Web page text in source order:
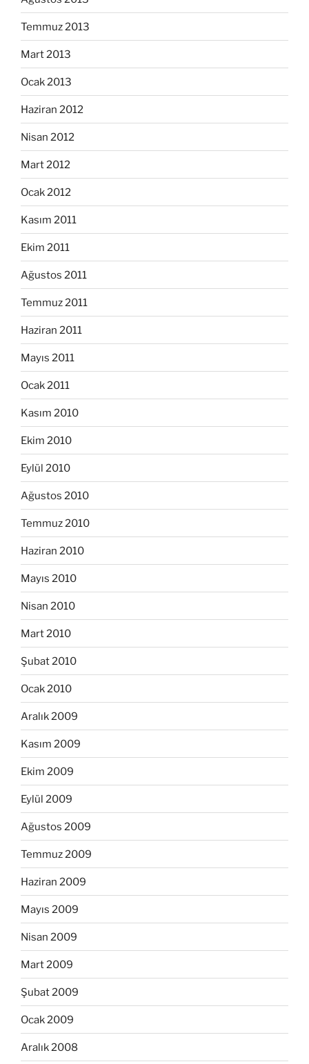
Temmuz 2013
Mart 2013
Ocak 2013
Haziran 2012
Nisan 2012
Mart 2012
Ocak 2012
Kasım 2011
Ekim 2011
Ağustos 2011
Temmuz 2011
Haziran 2011
Mayıs 2011
Ocak 2011
Kasım 2010
Ekim 2010
Eylül 2010
Ağustos 2010
Temmuz 2010
Haziran 2010
Mayıs 2010
Nisan 2010
Mart 2010
Şubat 2010
Ocak 2010
Aralık 2009
Kasım 2009
Ekim 2009
Eylül 2009
Ağustos 2009
Temmuz 2009
Haziran 2009
Mayıs 2009
Nisan 2009
Mart 2009
Şubat 2009
Ocak 2009
Aralık 2008